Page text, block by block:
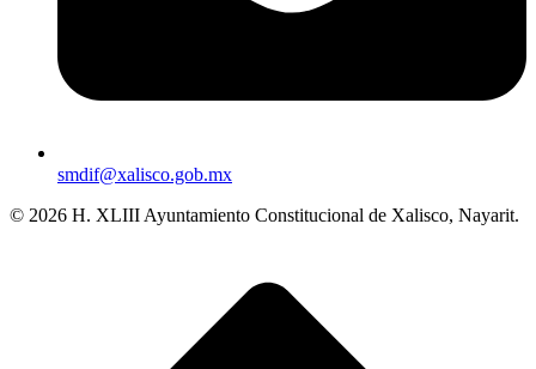
smdif@xalisco.gob.mx
© 2026 H. XLIII Ayuntamiento Constitucional de Xalisco, Nayarit.